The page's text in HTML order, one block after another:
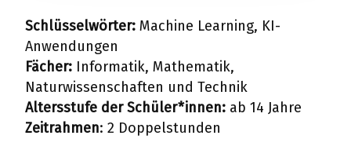
Schlüsselwörter: Machine Learning, KI-
Anwendungen
Fächer: Informatik, Mathematik,
Naturwissenschaften und Technik
Altersstufe der Schüler*innen: ab 14 Jahre
Zeitrahmen: 2 Doppelstunden